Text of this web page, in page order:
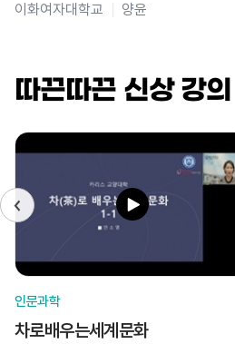
이화여자대학교 양윤
따끈따끈 신상 강의
인문과학
차로배우는세계문화